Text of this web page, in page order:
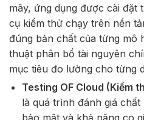
mây, ứng dụng được cài đặt
cụ kiểm thử chạy trên nền
đúng bản chất của từng mô
thuật phân bổ tài nguyên
mục tiêu đo lường cho từng
Testing OF Cloud (Kiểm
là quá trình đánh giá
bảo mật và khả năng co